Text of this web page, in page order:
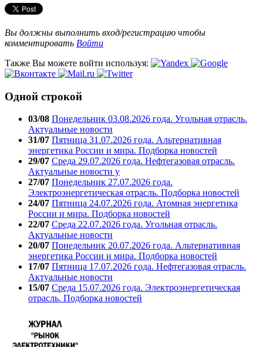
Вы должны выполнить вход/регистрацию чтобы
комментировать Войти
Также Вы можете войти используя:
Одной строкой
03/08 Понедельник 03.08.2026 года. Угольная отрасль.
Актуальные новости
31/07 Пятница 31.07.2026 года. Альтернативная
энергетика России и мира. Подборка новостей
29/07 Среда 29.07.2026 года. Нефтегазовая отрасль.
Актуальные новости у
27/07 Понедельник 27.07.2026 года.
Электроэнергетическая отрасль. Подборка новостей
24/07 Пятница 24.07.2026 года. Атомная энергетика
России и мира. Подборка новостей
22/07 Среда 22.07.2026 года. Угольная отрасль.
Актуальные новости
20/07 Понедельник 20.07.2026 года. Альтернативная
энергетика России и мира. Подборка новостей
17/07 Пятница 17.07.2026 года. Нефтегазовая отрасль.
Актуальные новости
15/07 Среда 15.07.2026 года. Электроэнергетическая
отрасль. Подборка новостей